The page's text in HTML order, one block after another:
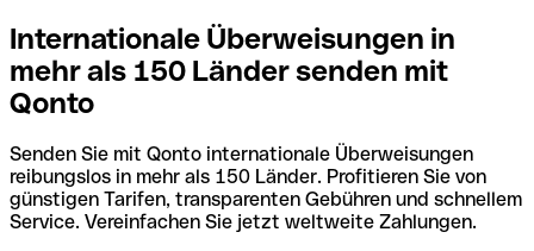
Internationale Überweisungen in
mehr als 150 Länder senden mit
Qonto
Senden Sie mit Qonto internationale Überweisungen
reibungslos in mehr als 150 Länder. Profitieren Sie von
günstigen Tarifen, transparenten Gebühren und schnellem
Service. Vereinfachen Sie jetzt weltweite Zahlungen.